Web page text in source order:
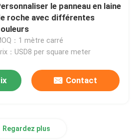
le panneau en laine
roche avec différentes
：1 mètre carré
：USD8 per square meter
Contact
Regardez plus